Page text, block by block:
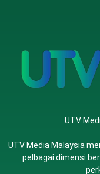
UTV
UTV Media Malaysia
pelbagai dimensi